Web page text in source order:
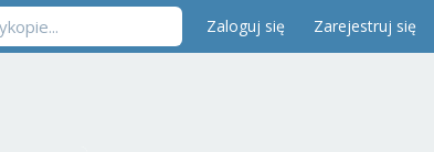
Zaloguj się Zarejestruj się